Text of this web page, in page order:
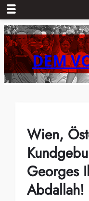
Zum
Inhalt
springenDEM
Wien,
Georges
Abdallah!